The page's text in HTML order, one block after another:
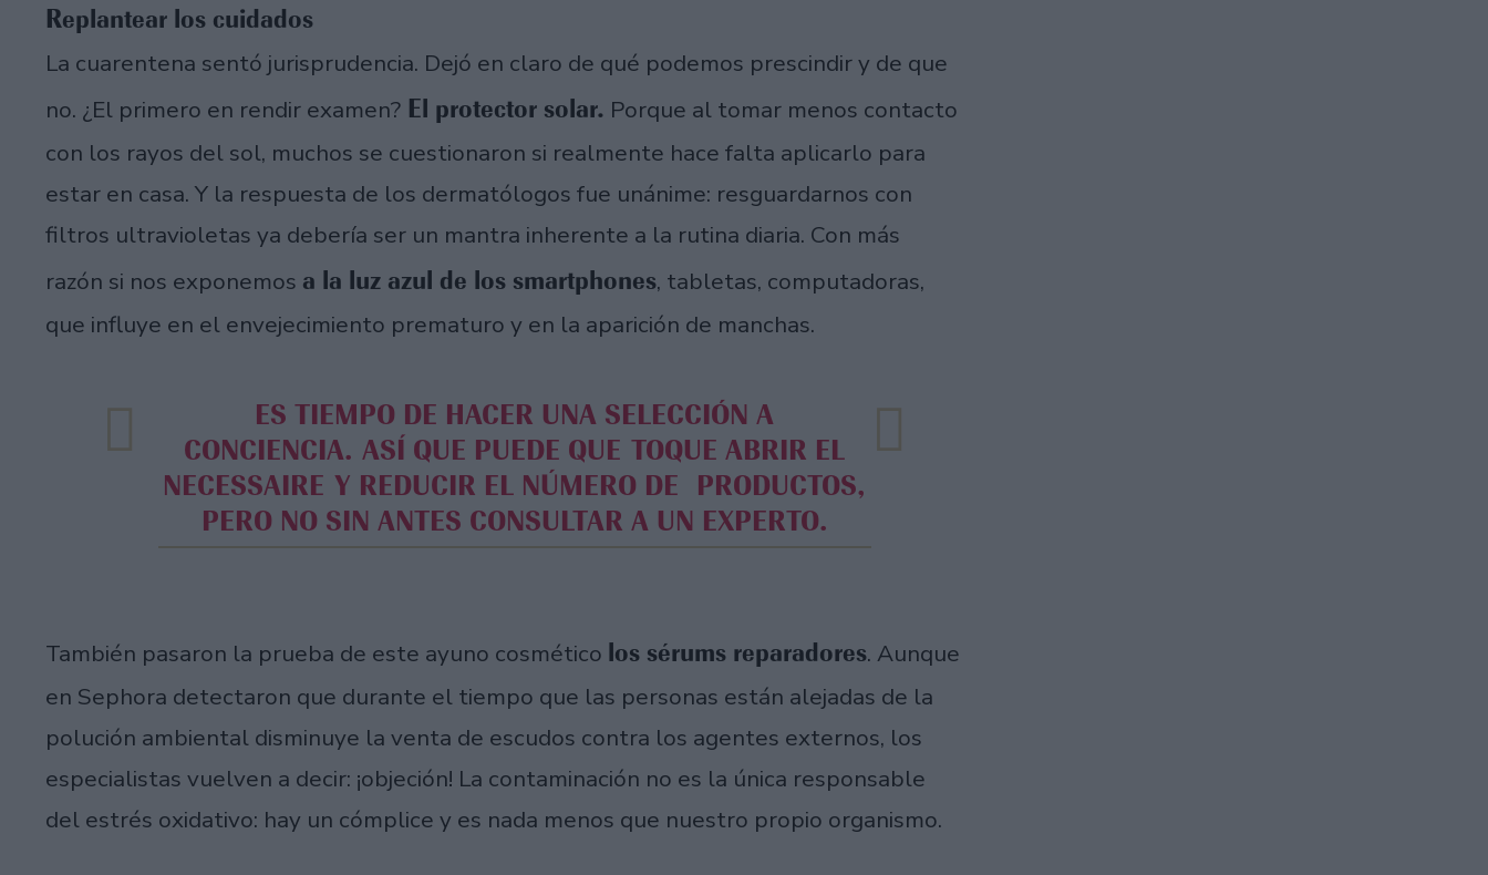
Replantear los cuidados
La cuarentena sentó jurisprudencia. Dejó en claro de qué podemos prescindir y de que
no. ¿El primero en rendir examen? El protector solar. Porque al tomar menos contacto
con los rayos del sol, muchos se cuestionaron si realmente hace falta aplicarlo para
estar en casa. Y la respuesta de los dermatólogos fue unánime: resguardarnos con
filtros ultravioletas ya debería ser un mantra inherente a la rutina diaria. Con más
razón si nos exponemos a la luz azul de los smartphones, tabletas, computadoras,
que influye en el envejecimiento prematuro y en la aparición de manchas.
ES TIEMPO DE HACER UNA SELECCIÓN A
CONCIENCIA. ASÍ QUE PUEDE QUE TOQUE ABRIR EL
NECESSAIRE Y REDUCIR EL NÚMERO DE PRODUCTOS,
PERO NO SIN ANTES CONSULTAR A UN EXPERTO.
También pasaron la prueba de este ayuno cosmético los sérums reparadores. Aunque
en Sephora detectaron que durante el tiempo que las personas están alejadas de la
polución ambiental disminuye la venta de escudos contra los agentes externos, los
especialistas vuelven a decir: ¡objeción! La contaminación no es la única responsable
del estrés oxidativo: hay un cómplice y es nada menos que nuestro propio organismo.